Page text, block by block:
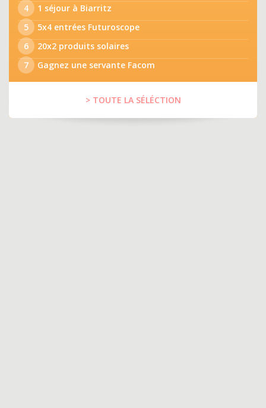
4
1 séjour à Biarritz
5
5x4 entrées Futuroscope
6
20x2 produits solaires
7
Gagnez une servante Facom
> TOUTE LA SÉLÉCTION